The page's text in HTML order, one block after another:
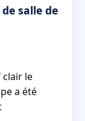
salle de
le
a été